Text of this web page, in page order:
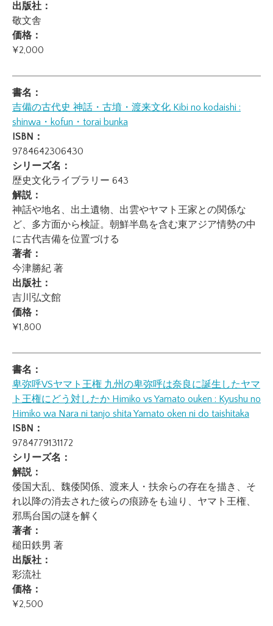
出版社：
敬文舎
価格：
¥2,000
書名：
吉備の古代史 神話・古墳・渡来文化 Kibi no kodaishi :
shinwa・kofun・torai bunka
ISBN：
9784642306430
シリーズ名：
歴史文化ライブラリー 643
解説：
神話や地名、出土遺物、出雲やヤマト王家との関係な
ど、多方面から検証。朝鮮半島を含む東アジア情勢の中
に古代吉備を位置づける
著者：
今津勝紀 著
出版社：
吉川弘文館
価格：
¥1,800
書名：
卑弥呼VSヤマト王権 九州の卑弥呼は奈良に誕生したヤマ
ト王権にどう対したか Himiko vs Yamato ouken : Kyushu no
Himiko wa Nara ni tanjo shita Yamato oken ni do taishitaka
ISBN：
9784779131172
シリーズ名：
解説：
倭国大乱、魏倭関係、渡来人・扶余らの存在を描き、そ
れ以降の消去された彼らの痕跡をも辿り、ヤマト王権、
邪馬台国の謎を解く
著者：
槌田鉄男 著
出版社：
彩流社
価格：
¥2,500